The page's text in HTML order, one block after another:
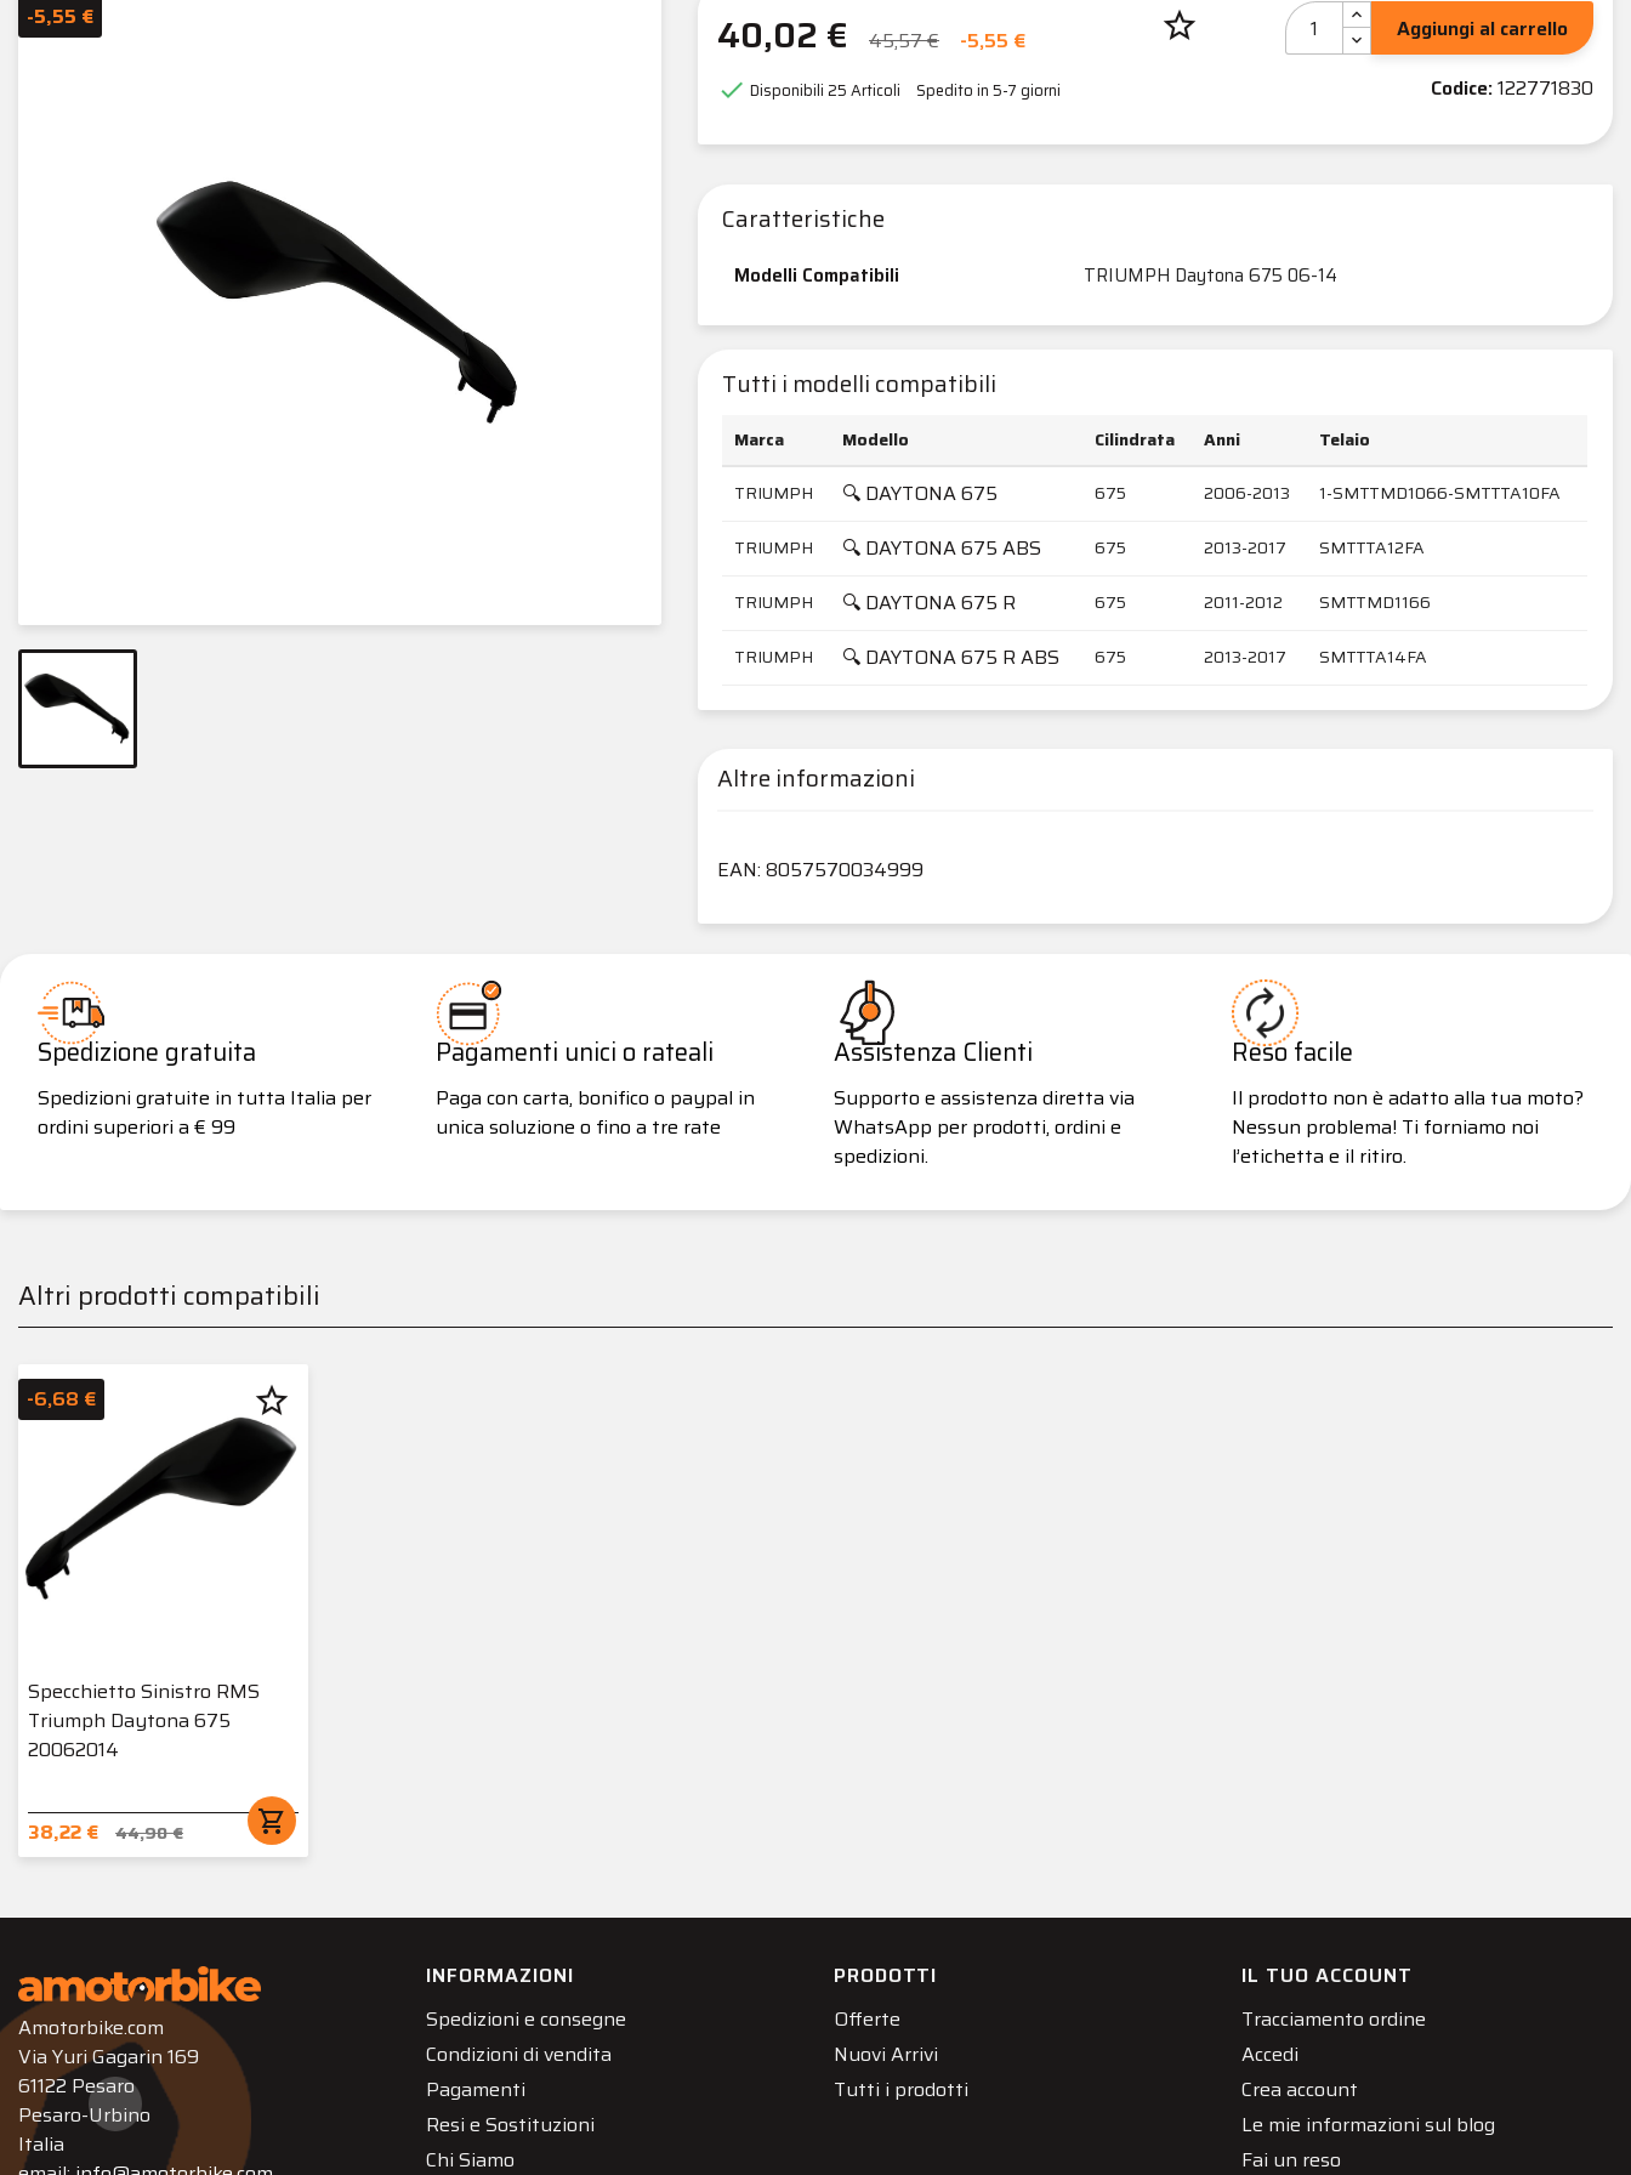
-5,55 € 40,02 € 45,57 € -5,55 €
 Disponibili25 Articoli Spedito in 5-7 giorni
star_border
Aggiungi al carrello
Codice:122771830
Caratteristiche
Modelli Compatibili TRIUMPH Daytona 675 06-14
Tutti i modelli compatibili
Marca Modello Cilindrata Anni
Telaio
TRIUMPH
🔍 DAYTONA 675 675 2006-2013 1-SMTTMD1066-SMTTTA10FA
TRIUMPH 🔍 DAYTONA 675 ABS 675 2013-2017 SMTTTA12FA
TRIUMPH 🔍 DAYTONA 675 R 675 2011-2012 SMTTMD1166
TRIUMPH 🔍 DAYTONA 675 R ABS 675 2013-2017 SMTTTA14FA
Altre informazioni
EAN: 8057570034999
Spedizione gratuita
Spedizioni gratuite in tutta Italia per
ordini superiori a € 99
Pagamenti unici o rateali
Paga con carta, bonifico o paypal in
unica soluzione o fino a tre rate
Assistenza Clienti
Supporto e assistenza diretta via
WhatsApp per prodotti, ordini e
spedizioni.
Reso facile
Il prodotto non è adatto alla tua moto?
Nessun problema! Ti forniamo noi
l’etichetta e il ritiro.
Altri prodotti compatibili
Specchietto Sinistro RMS
Triumph Daytona 675
20062014
38,22 € 44,90 € shopping_cart
-6,68 € star_border
Amotorbike.com
Via Yuri Gagarin 169
61122 Pesaro
Pesaro-Urbino
Italia
INFORMAZIONI
Spedizioni e consegne
Condizioni di vendita
Pagamenti
Resi e Sostituzioni
Chi Siamo
PRODOTTI
Offerte
Nuovi Arrivi
Tutti i prodotti
IL TUO ACCOUNT
Tracciamento ordine
Accedi
Crea account
Le mie informazioni sul blog
Fai un reso